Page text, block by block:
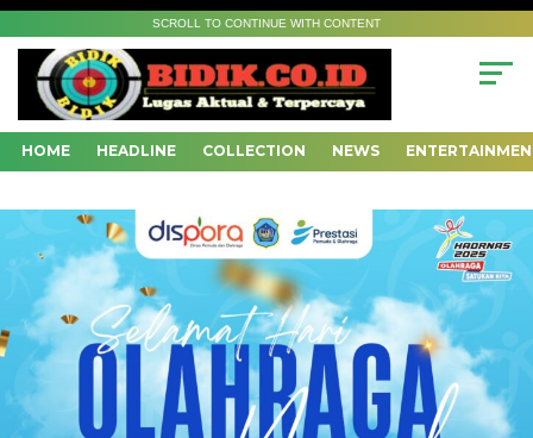
SCROLL TO CONTINUE WITH CONTENT
HOME HEADLINE COLLECTION NEWS